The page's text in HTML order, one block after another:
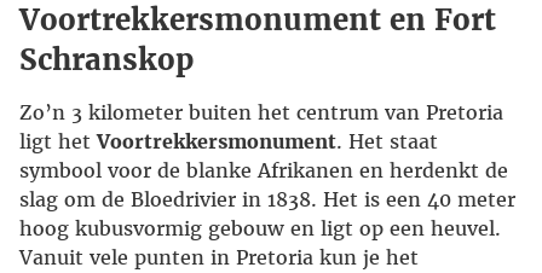
Voortrekkersmonument en Fort
Schranskop
Zo’n 3 kilometer buiten het centrum van Pretoria
ligt hetVoortrekkersmonument. Het staat
symbool voor de blanke Afrikanen en herdenkt de
slag om de Bloedrivier in 1838. Het is een 40 meter
hoog kubusvormig gebouw en ligt op een heuvel.
Vanuit vele punten in Pretoria kun je het